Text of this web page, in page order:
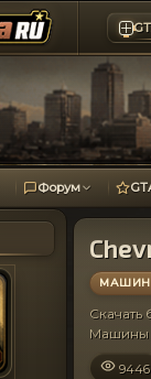
Форум
Скачать
Машины
9446